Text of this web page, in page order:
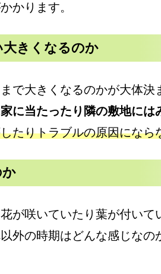
かります。
大きくなるのか
で大きくなるのかが大体
家に当たったり隣の敷地には
たりトラブルの原因になら
が咲いていたり葉が付い
外の時期はどんな感じな